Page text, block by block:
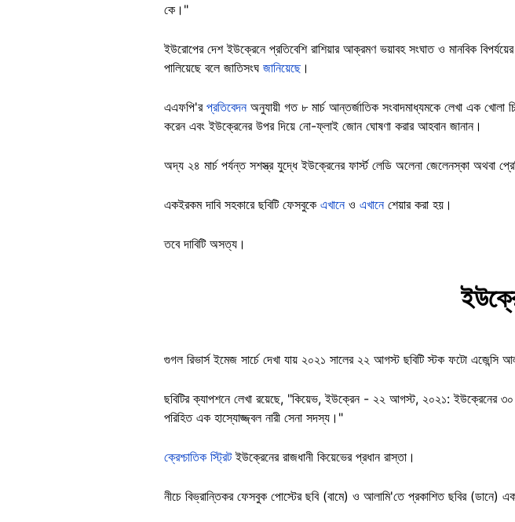
কে।"
ইউরোপের দেশ ইউক্রেনে প্রতিবেশি রাশিয়ার আক্রমণ ভয়াবহ সংঘাত ও মানবিক
পালিয়েছে বলে জাতিসংঘ জানিয়েছে।
এএফপি'র প্রতিবেদন অনুযায়ী গত ৮ মার্চ আন্তর্জাতিক সংবাদমাধ্যমকে লেখা এক
করেন এবং ইউক্রেনের উপর দিয়ে নো-ফ্লাই জোন ঘোষণা করার আহবান জানান।
অদ্য ২৪ মার্চ পর্যন্ত সশস্ত্র যুদ্ধে ইউক্রেনের ফার্স্ট লেডি অলেনা জেলেনস্কা অথবা
একইরকম দাবি সহকারে ছবিটি ফেসবুকে এখানে ও এখানে শেয়ার করা হয়।
তবে দাবিটি অসত্য।
গুগল রিভার্স ইমেজ সার্চে দেখা যায় ২০২১ সালের ২২ আগস্ট ছবিটি স্টক ফটো এজেন্সি
ছবিটির ক্যাপশনে লেখা রয়েছে, "কিয়েভ, ইউক্রেন - ২২ আগস্ট, ২০২১: ইউক্রেনের ৩০
পরিহিত এক হাস্যোজ্জ্বল নারী সেনা সদস্য।"
ক্রেশ্চাতিক স্ট্রিটইউক্রেনের রাজধানী কিয়েভের প্রধান রাস্তা।
নীচে বিভ্রান্তিকর ফেসবুক পোস্টের ছবি (বামে) ও আলামি'তে প্রকাশিত ছবির (ডানে)